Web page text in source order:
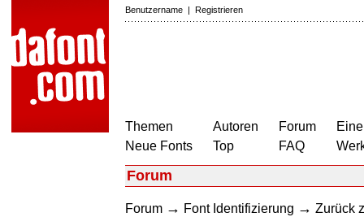
Benutzername | Registrieren
Themen
Neue Fonts
Autoren
Top
Forum
FAQ
Forum
Forum → Font Identifizierung → Zurück